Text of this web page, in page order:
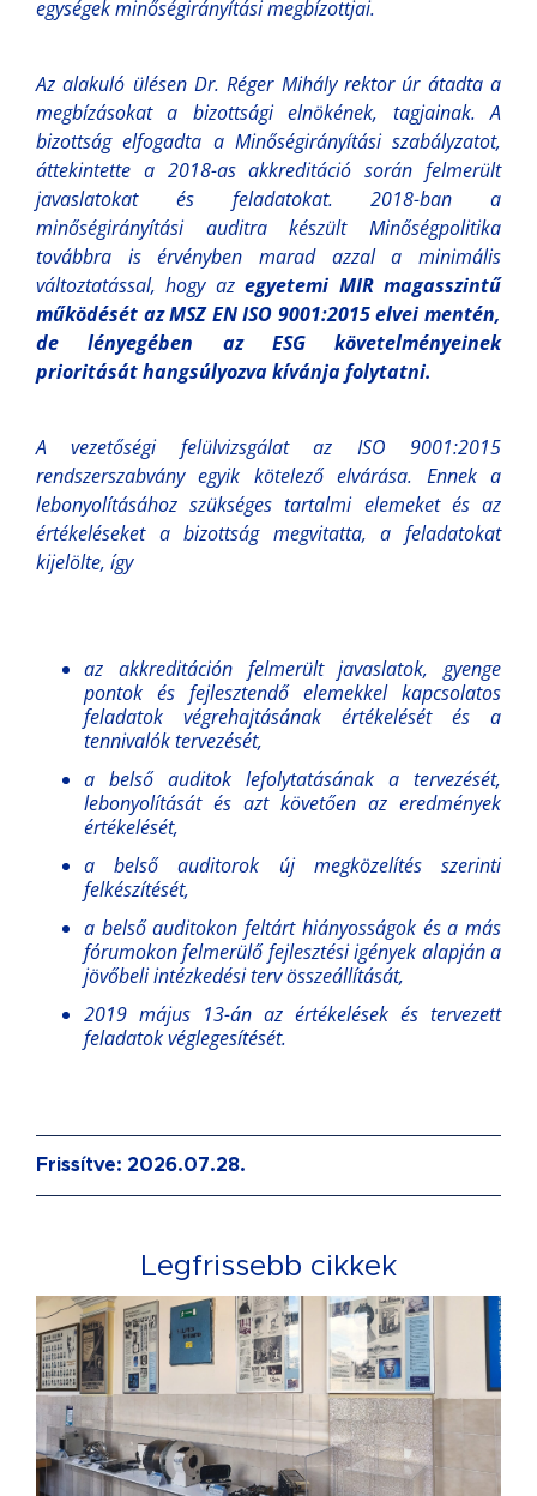
egységek minőségirányítási megbízottjai.
Az alakuló ülésen Dr. Réger Mihályrektor úr átadta a
megbízásokat a bizottsági elnökének, tagjainak. A
bizottság elfogadta a Minőségirányítási szabályzatot,
áttekintette a 2018-as akkreditáció során felmerült
javaslatokat és feladatokat. 2018-ban a
minőségirányítási auditra készült Minőségpolitika
továbbra is érvényben marad azzal a minimális
változtatással, hogy azegyetemi MIR magasszintű
működését az MSZ EN ISO 9001:2015 elvei mentén,
de lényegében az ESG követelményeinek
prioritását hangsúlyozva kívánja folytatni.
A vezetőségi felülvizsgálat az ISO 9001:2015
rendszerszabvány egyik kötelező elvárása. Ennek a
lebonyolításához szükséges tartalmi elemeket és az
értékeléseket a bizottság megvitatta, a feladatokat
kijelölte, így
az akkreditáción felmerült javaslatok, gyenge
pontok és fejlesztendő elemekkel kapcsolatos
feladatok végrehajtásának értékelését és a
tennivalók tervezését,
a belső auditok lefolytatásának a tervezését,
lebonyolítását és azt követően az eredmények
értékelését,
a belső auditorok új megközelítés szerinti
felkészítését,
a belső auditokon feltárt hiányosságok és a más
fórumokon felmerülő fejlesztési igények alapján a
jövőbeli intézkedési terv összeállítását,
2019 május 13-án az értékelések és tervezett
feladatok véglegesítését.
Frissítve: 2026.07.28.
Legfrissebb cikkek